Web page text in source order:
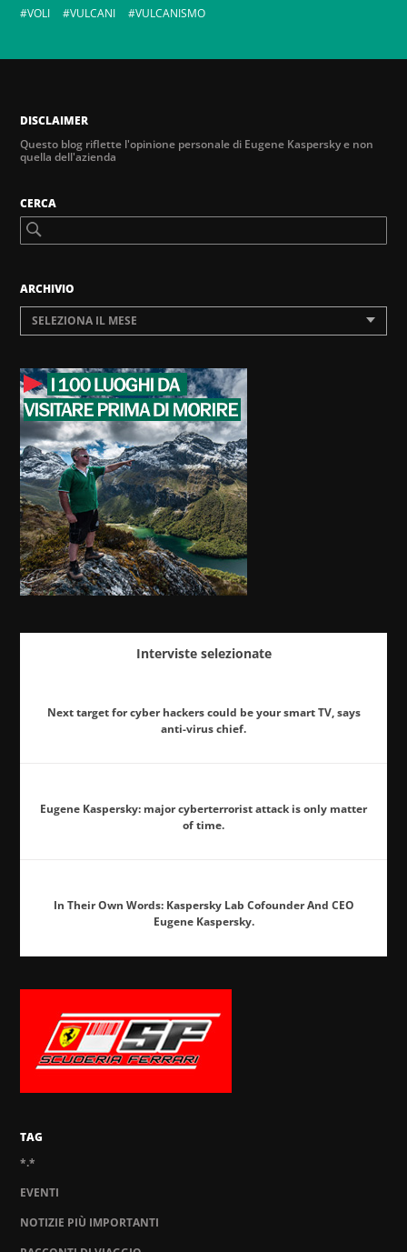
VOLI
VULCANI VULCANISMO
DISCLAIMER
Questo blog riflette l'opinione personale di Eugene Kaspersky e non
quella dell'azienda
CERCA
ARCHIVIO
SELEZIONA IL MESE
Interviste selezionate
Next target for cyber hackers could be your smart TV, says
anti-virus chief.
Eugene Kaspersky: major cyberterrorist attack is only matter
of time.
In Their Own Words: Kaspersky Lab Cofounder And CEO
Eugene Kaspersky.
TAG
*.*
EVENTI
NOTIZIE PIÙ IMPORTANTI